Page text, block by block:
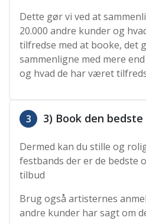
Dette gør vi ved at
20.000 andre kunder og
tilfredse med at booke, det
sammenligne med mere
og hvad de har været
3 3) Book den bedste
Dermed kan du stille og
festbands der er de bedste
tilbud
Brug også artisternes
andre kunder har sagt om